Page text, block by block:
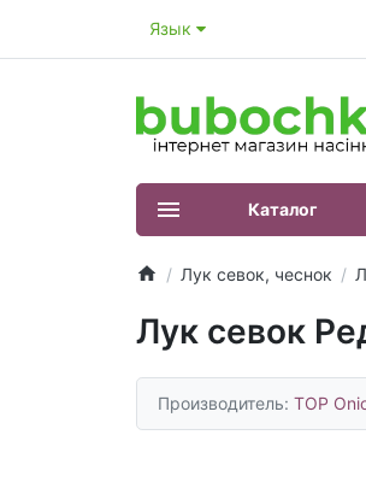
Язык
Каталог
Лук севок, чеснок
Лук севок
Производитель: TOP